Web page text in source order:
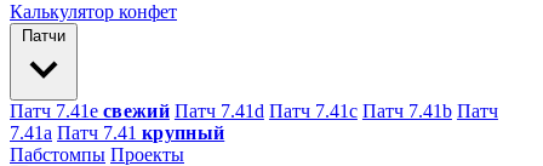
Калькулятор конфет
Патчи
Патч 7.41e свежий Патч 7.41d Патч 7.41c Патч 7.41b Патч
7.41а Патч 7.41 крупный
Пабстомпы Проекты